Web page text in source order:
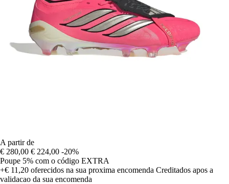
A partir de
€ 280,00 € 224,00 -20%
Poupe 5% com o código EXTRA
+€ 11,20 oferecidos na sua proxima encomenda Creditados apos a
validacao da sua encomenda